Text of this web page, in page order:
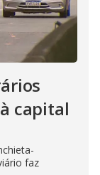
capital
faz